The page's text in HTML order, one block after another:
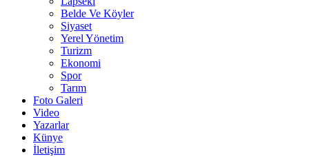
Belde Ve Köyler
Siyaset
Yerel Yönetim
Turizm
Ekonomi
Spor
Tarım
Foto Galeri
Video
Yazarlar
Künye
İletişim